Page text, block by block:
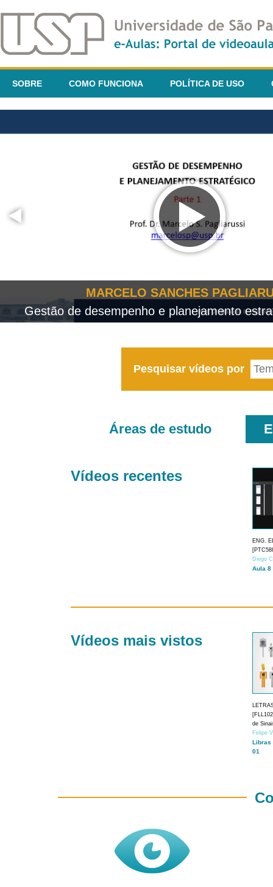
SOBRE COMO FUNCIONA POLÍTICA DE USO
MARCELO SANCHES
Gestão de desempenho e planejamento
Pesquisar vídeos por
Áreas de estudo
Vídeos recentes
ENG.
Diego
Aula 8
Vídeos mais vistos
de
Felipe
Libras
01